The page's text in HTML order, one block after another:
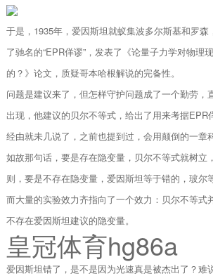
于是，1935年，爱因斯坦就蚁集波多尔斯基和罗森
了驰名的“EPR佯谬”，发表了《论量子力学对物理
的？》论文，质疑哥本哈根解说的完备性。
问题是建议来了，但怎样守护问题成了一个勤劳，
出现，他建议的贝尔不等式，给出了用来考据EPR
经由就未几说了，之前也提到过，会用颠倒的一章
如故那句话，要是存在隐变量，贝尔不等式就树立
则，要是不存在隐变量，爱因斯坦等于错的，玻尔
而大量的实验效力齐指向了一个效力：贝尔不等式
不存在爱因斯坦建议的隐变量。
皇冠体育hg86a
爱因斯坦错了，是不是因为光速真是被杰出了？难